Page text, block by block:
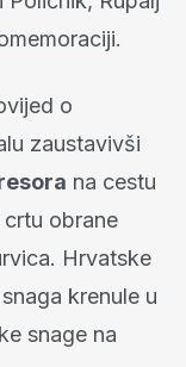
o
zaustavivši
na cestu
crtu obrane
Hrvatske
krenule u
snage na